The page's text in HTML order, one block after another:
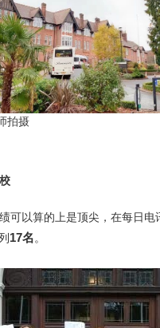
拍摄
可以算的上是顶尖，在每日电
17名。